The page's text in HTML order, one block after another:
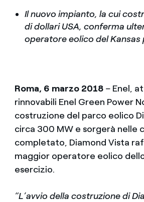
Il nuovo impianto, la cui
di dollari USA, conferma
operatore eolico del Kansas
Roma, 6 marzo 2018 – Enel,
rinnovabili Enel Green Power
costruzione del parco eolico
circa 300 MW e sorgerà nelle
completato, Diamond Vista
maggior operatore eolico
esercizio.
“L’avvio della costruzione di